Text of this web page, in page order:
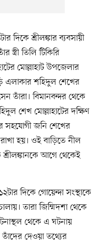
দিকে শ্রীলঙ্কার ব্যবসায়ী
তিলি টিকিরি
মোল্লাহাট উপজেলার
এলাকার শহিদুল শেখের
তাঁরা। বিমানবন্দর থেকে
শেখ মোল্লাহাটের দক্ষিণ
সহযোগী জনি শেখের
হয়। ওই বাড়িতে নীল
আগে থেকেই
দিকে গোয়েন্দা সংস্থাকে
তারা জিম্মিদশা থেকে
থেকে এ ঘটনায়
দেওয়া তথ্যের